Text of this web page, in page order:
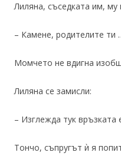
Лиляна, съседката им, му
– Камене, родителите ти
Момчето не вдигна
Лиляна се замисли:
– Изглежда тук връзката
Тончо, съпругът ѝ я